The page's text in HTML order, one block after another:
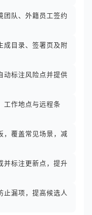
团队、外籍员工签约
成目录、签署页及附
动标注风险点并提供
工作地点与远程条
，覆盖常见场景，减
并标注更新点，提升
止漏项，提高候选人